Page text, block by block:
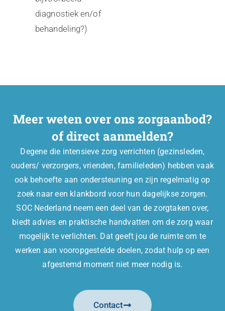
diagnostiek en/of
behandeling?)
Meer weten over ons zorgaanbod?
of direct aanmelden?
Degene die intensieve zorg verrichten (gezinsleden,
ouders/ verzorgers, vrienden, familieleden) hebben vaak
ook behoefte aan ondersteuning en zijn regelmatig op
zoek naar een klankbord voor hun dagelijkse zorgen.
SOC Nederland neem een deel van de zorgtaken over,
biedt advies en praktische handvatten om de zorg waar
mogelijk te verlichten. Dat geeft jou de ruimte om te
werken aan vooropgestelde doelen, zodat hulp op een
afgestemd moment niet meer nodig is.
Contact